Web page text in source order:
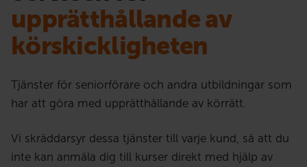
upprätthållande av
körskickligheten
Tjänster för seniorförare och andra utbildningar som
har att göra med upprätthållande av körrätt.
Vi skräddarsyr dessa tjänster till varje kund, så att du
inte kan anmäla dig till kurser direkt med hjälp av